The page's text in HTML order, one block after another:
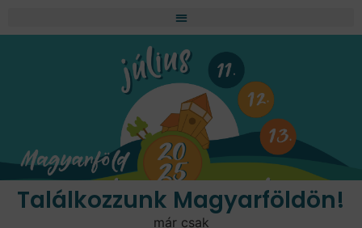
Találkozzunk Magyarföldön!
már csak